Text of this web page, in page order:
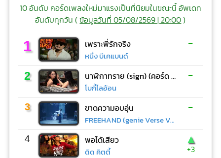
10 อันดับ คอร์ดเพลงใหม่มาแรงเป็นที่นิยมในขณะนี้ อัพเดท
อันดับทุกวัน (ข้อมูลวันที่ 05/08/2569 | 20:00)
1 เพราะพี่รักจริง
หนึ่ง บีเคแบนด์
-
2 นาฬิกาทราย (sign) (คอร์ด ง่ายๆ)
โบกี้ไลอ้อน
-
3 ขาดความอบอุ่น
FREEHAND (genie Verse Vol.1)
-
4 พอได้เสียว
ดิด คิตตี้
▲
+3